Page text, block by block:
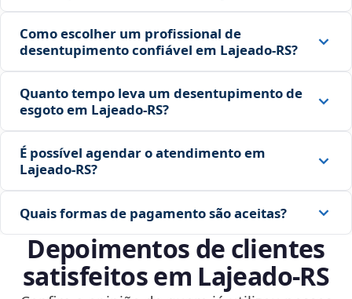
Como escolher um profissional de
desentupimento confiável em Lajeado‑RS?
Quanto tempo leva um desentupimento de
esgoto em Lajeado‑RS?
É possível agendar o atendimento em
Lajeado‑RS?
Quais formas de pagamento são aceitas?
Depoimentos de clientes
satisfeitos em Lajeado‑RS